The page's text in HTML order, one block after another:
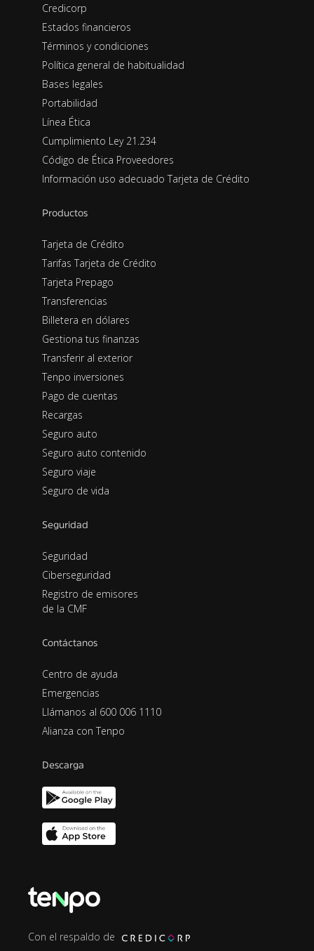
Credicorp
Estados financieros
Términos y condiciones
Política general de habitualidad
Bases legales
Portabilidad
Línea Ética
Cumplimiento Ley 21.234
Código de Ética Proveedores
Información uso adecuado Tarjeta de Crédito
Productos
Tarjeta de Crédito
Tarifas Tarjeta de Crédito
Tarjeta Prepago
Transferencias
Billetera en dólares
Gestiona tus finanzas
Transferir al exterior
Tenpo inversiones
Pago de cuentas
Recargas
Seguro auto
Seguro auto contenido
Seguro viaje
Seguro de vida
Seguridad
Seguridad
Ciberseguridad
Registro de emisores
de la CMF
Contáctanos
Centro de ayuda
Emergencias
Llámanos al 600 006 1110
Alianza con Tenpo
Descarga
Con el respaldo de